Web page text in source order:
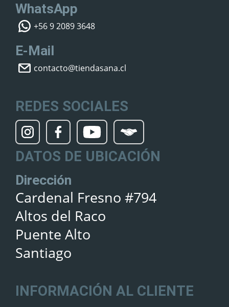
WhatsApp
+56 9 2089 3648
E-Mail
contacto@tiendasana.cl
REDES SOCIALES
DATOS DE UBICACIÓN
Dirección
Cardenal Fresno #794
Altos del Raco
Puente Alto
Santiago
INFORMACIÓN AL CLIENTE